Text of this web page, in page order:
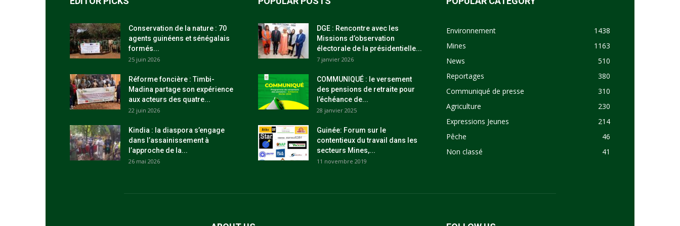
Conservation de la nature : 70
agents guinéens et sénégalais
formés...
25 juin 2026
Réforme foncière : Timbi-
Madina partage son expérience
aux acteurs des quatre...
22 juin 2026
Kindia : la diaspora s’engage
dans l’assainissement à
l’approche de la...
26 mai 2026
DGE : Rencontre avec les
Missions d’observation
électorale de la présidentielle...
7 janvier 2026
COMMUNIQUÉ : le versement
des pensions de retraite pour
l’échéance de...
28 janvier 2025
Guinée: Forum sur le
contentieux du travail dans les
secteurs Mines,...
11 novembre 2019
Environnement
1438
Mines
1163
News
510
Reportages
380
Communiqué de presse
310
Agriculture
230
Expressions Jeunes
214
Pêche
46
Non classé
41